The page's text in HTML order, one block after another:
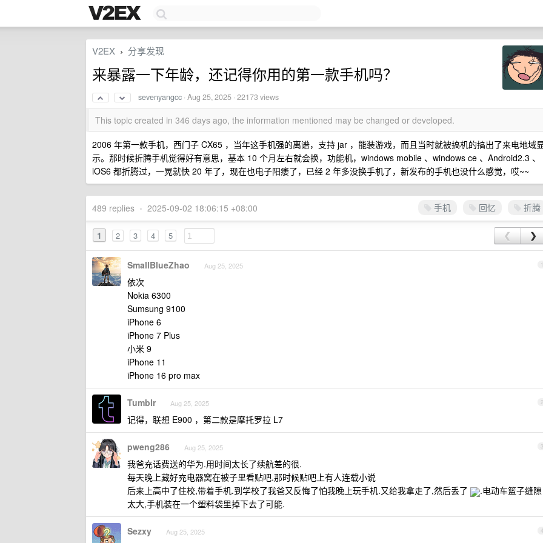
V2EX › 分享发现
来暴露一下年龄，还记得你用的第一款手机吗？
sevenyangcc ·Aug 25, 2025 · 22173 views
This topic created in 346 days ago, the information mentioned may be changed or developed.
2006 年第一款手机，西门子 CX65 ，当年这手机强的离谱，支持 jar ，能装游戏，而且当时就被搞机的搞出了来电地域
示。那时候折腾手机觉得好有意思，基本 10 个月左右就会换，功能机，windows mobile 、windows ce 、Android2.3 、
iOS6 都折腾过，一晃就快 20 年了，现在也电子阳痿了，已经 2 年多没换手机了，新发布的手机也没什么感觉，哎~~
手机 回忆 折腾
489 replies • 2025-09-02 18:06:15 +08:00
1 2 3 4 5 ❮ ❯
1
SmallBlueZhao Aug 25, 2025
依次
Nokia 6300
Sumsung 9100
iPhone 6
iPhone 7 Plus
小米 9
iPhone 11
iPhone 16 pro max
2
Tumblr Aug 25, 2025
记得，联想 E900 ，第二款是摩托罗拉 L7
3
pweng286 Aug 25, 2025
我爸充话费送的华为.用时间太长了续航差的很.
每天晚上藏好充电器窝在被子里看贴吧.那时候贴吧上有人连载小说
后来上高中了住校,带着手机.到学校了我爸又反悔了怕我晚上玩手机.又给我拿走了,然后丢了
.电动车篮子缝隙
太大,手机装在一个塑料袋里掉下去了可能.
4
Sezxy Aug 25, 2025